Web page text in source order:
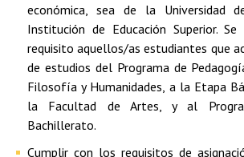
económica, sea de la Universidad
Institución de Educación Superior.
requisito aquellos/as estudiantes que
de estudios del Programa de
Filosofía y Humanidades, a la Etapa
la Facultad de Artes, y al
Bachillerato.
Cumplir con los requisitos de